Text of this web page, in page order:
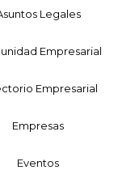
Legales
Empresarial
Empresarial
Empresas
Eventos